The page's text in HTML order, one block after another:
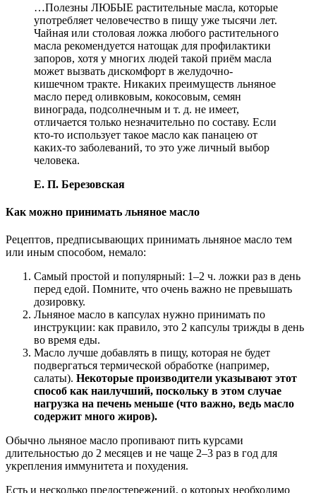
…Полезны ЛЮБЫЕ растительные масла, которые
употребляет человечество в пищу уже тысячи лет.
Чайная или столовая ложка любого растительного
масла рекомендуется натощак для профилактики
запоров, хотя у многих людей такой приём масла
может вызвать дискомфорт в желудочно-
кишечном тракте. Никаких преимуществ льняное
масло перед оливковым, кокосовым, семян
винограда, подсолнечным и т. д. не имеет,
отличается только незначительно по составу. Если
кто-то использует такое масло как панацею от
каких-то заболеваний, то это уже личный выбор
человека.
Е. П. Березовская
Как можно принимать льняное масло
Рецептов, предписывающих принимать льняное масло тем
или иным способом, немало:
Самый простой и популярный: 1–2 ч. ложки раз в день
перед едой. Помните, что очень важно не превышать
дозировку.
Льняное масло в капсулах нужно принимать по
инструкции: как правило, это 2 капсулы трижды в день
во время еды.
Масло лучше добавлять в пищу, которая не будет
подвергаться термической обработке (например,
салаты). Некоторые производители указывают этот
способ как наилучший, поскольку в этом случае
нагрузка на печень меньше (что важно, ведь масло
содержит много жиров).
Обычно льняное масло пропивают пить курсами
длительностью до 2 месяцев и не чаще 2–3 раз в год для
укрепления иммунитета и похудения.
Есть и несколько предостережений, о которых необходимо